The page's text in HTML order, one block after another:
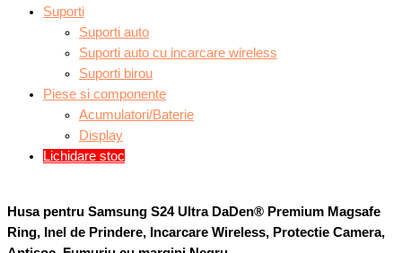
Suporti
Suporti auto
Suporti auto cu incarcare wireless
Suporti birou
Piese si componente
Acumulatori/Baterie
Display
Lichidare stoc
Husa pentru Samsung S24 Ultra DaDen® Premium Magsafe
Ring, Inel de Prindere, Incarcare Wireless, Protectie Camera,